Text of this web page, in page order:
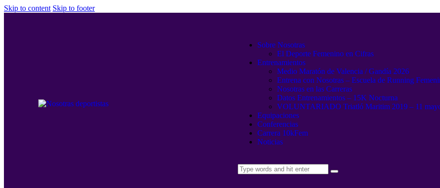
Skip to content Skip to footer
Sobre Nosotras
El Deporte Femenino en Cifras
Entrenamientos
Medio Maratón de Valencia / Gandía 2026
Entrena con Nosotras – Escuela de Running
Nosotras en las Carreras
Datos Entrenamientos – 15K Nocturna
VOLUNTARIADO Triatló Maritim 2019 – 11
Equipaciones
Conferencias
Carrera 10kFem
Noticias